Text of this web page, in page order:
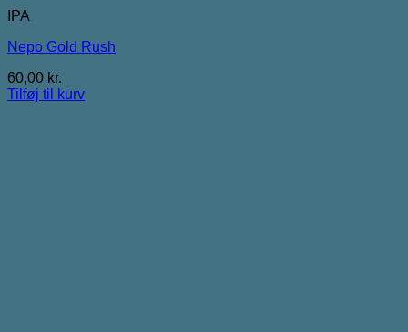
IPA
Nepo Gold Rush
60,00 kr.
Tilføj til kurv